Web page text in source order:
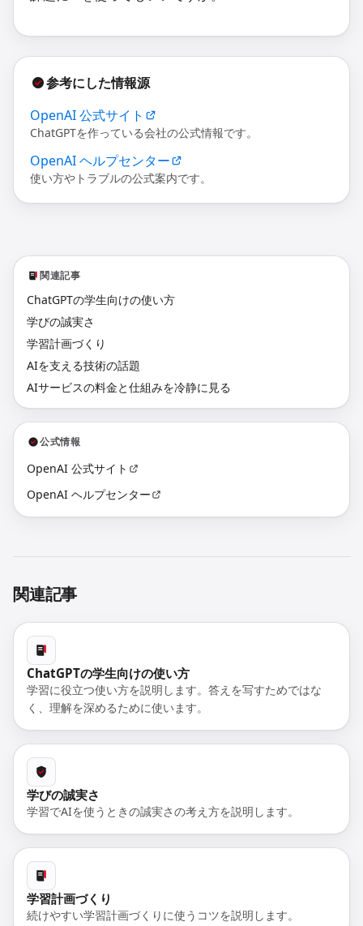
参考にした情報源
OpenAI 公式サイト
ChatGPTを作っている会社の公式情報です。
OpenAI ヘルプセンター
使い方やトラブルの公式案内です。
関連記事
ChatGPTの学生向けの使い方
学びの誠実さ
学習計画づくり
AIを支える技術の話題
AIサービスの料金と仕組みを冷静に見る
公式情報
OpenAI 公式サイト
OpenAI ヘルプセンター
関連記事
ChatGPTの学生向けの使い方
学習に役立つ使い方を説明します。答えを写すためではな
く、理解を深めるために使います。
学びの誠実さ
学習でAIを使うときの誠実さの考え方を説明します。
学習計画づくり
続けやすい学習計画づくりに使うコツを説明します。